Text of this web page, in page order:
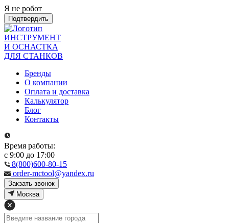
Я не робот
Подтвердить
ИНСТРУМЕНТ
И ОСНАСТКА
ДЛЯ СТАНКОВ
Бренды
О компании
Оплата и доставка
Калькулятор
Блог
Контакты
Время работы:
с 9:00 до 17:00
8(800)600-80-15
order-mctool@yandex.ru
Закзать звонок
Москва